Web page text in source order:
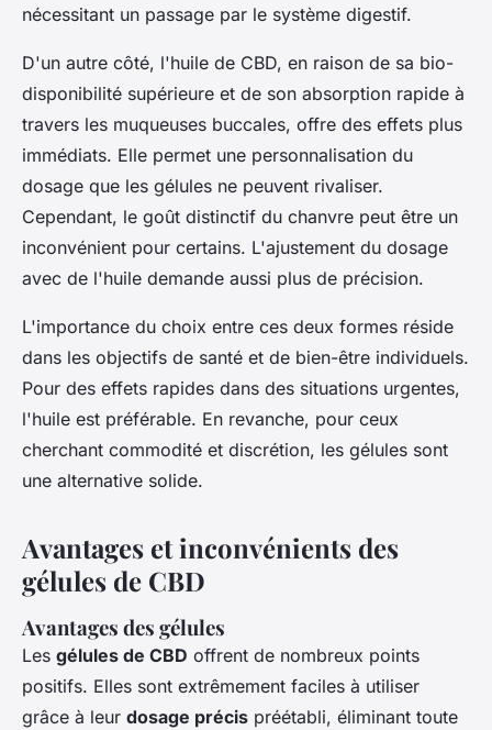
nécessitant un passage par le système digestif.
D'un autre côté, l'huile de CBD, en raison de sa bio-
disponibilité supérieure et de son absorption rapide à
travers les muqueuses buccales, offre des effets plus
immédiats. Elle permet une personnalisation du
dosage que les gélules ne peuvent rivaliser.
Cependant, le goût distinctif du chanvre peut être un
inconvénient pour certains. L'ajustement du dosage
avec de l'huile demande aussi plus de précision.
L'importance du choix entre ces deux formes réside
dans les objectifs de santé et de bien-être individuels.
Pour des effets rapides dans des situations urgentes,
l'huile est préférable. En revanche, pour ceux
cherchant commodité et discrétion, les gélules sont
une alternative solide.
Avantages et inconvénients des
gélules de CBD
Avantages des gélules
Les gélules de CBD offrent de nombreux points
positifs. Elles sont extrêmement faciles à utiliser
grâce à leur dosage précis préétabli, éliminant toute